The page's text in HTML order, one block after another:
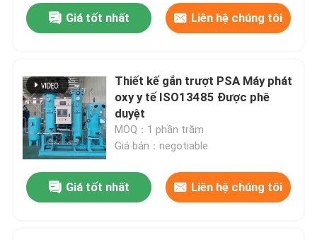
Giá tốt nhất Liên hệ chúng tôi
Thiết kế gắn trượt PSA Máy phát
oxy y tế ISO13485 Được phê
duyệt
MOQ：1 phần trăm
Giá bán：negotiable
Giá tốt nhất Liên hệ chúng tôi